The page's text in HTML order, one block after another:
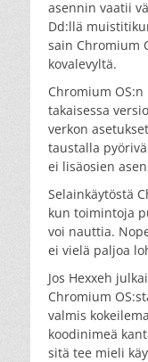
asennin vaatii
Dd:llä
sain Chromium
kovalevyltä.
Chromium
takaisessa
verkon
taustalla
ei lisäosien
Selainkäytöstä
kun toimintoja
voi nauttia.
ei vielä paljoa
Jos Hexxeh
Chromium
valmis
koodinimeä
sitä tee mieli